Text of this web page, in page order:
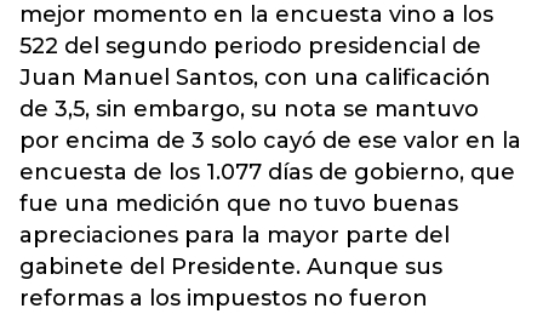
mejor momento en la encuesta vino a los
522 del segundo periodo presidencial de
Juan Manuel Santos, con una calificación
de 3,5, sin embargo, su nota se mantuvo
por encima de 3 solo cayó de ese valor en la
encuesta de los 1.077 días de gobierno, que
fue una medición que no tuvo buenas
apreciaciones para la mayor parte del
gabinete del Presidente. Aunque sus
reformas a los impuestos no fueron